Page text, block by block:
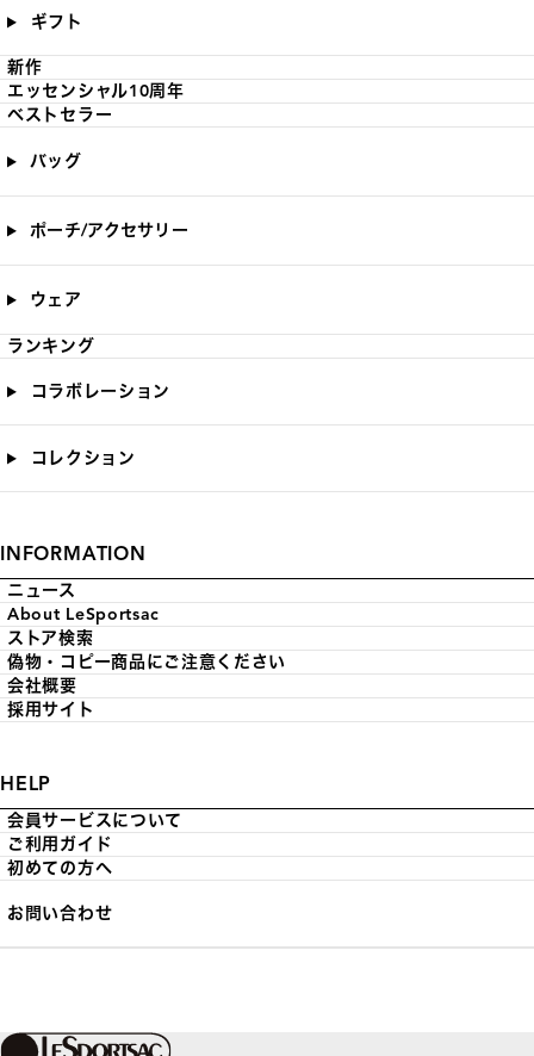
ギフト
新作
エッセンシャル10周年
ベストセラー
バッグ
ポーチ/アクセサリー
ウェア
ランキング
コラボレーション
コレクション
INFORMATION
ニュース
About LeSportsac
ストア検索
偽物・コピー商品にご注意ください
会社概要
採用サイト
HELP
会員サービスについて
ご利用ガイド
初めての方へ
お問い合わせ